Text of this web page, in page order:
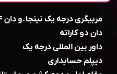
مربیگری درجه یک نینجا.و دان ۴
دان دو کاراته
داور بین المللی درجه یک
دیپلم حسابداری